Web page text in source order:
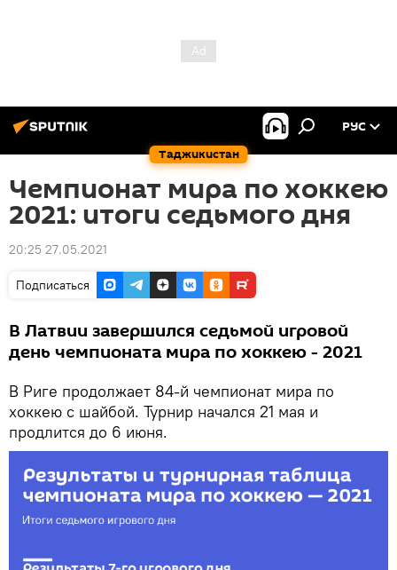
Таджикистан
РУС
Чемпионат мира по хоккею
2021: итоги седьмого дня
20:25 27.05.2021
Подписаться
В Латвии завершился седьмой игровой
день чемпионата мира по хоккею - 2021
В Риге продолжает 84-й чемпионат мира по
хоккею с шайбой. Турнир начался 21 мая и
продлится до 6 июня.